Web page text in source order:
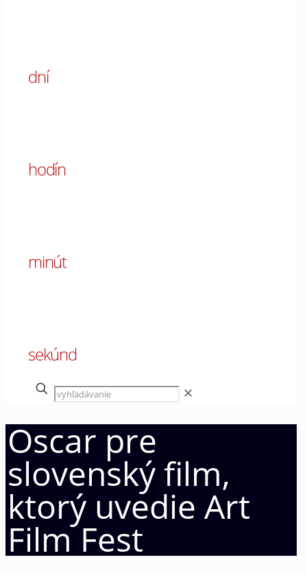
dní
hodín
minút
sekúnd
✕
Oscar pre
slovenský film,
ktorý uvedie Art
Film Fest